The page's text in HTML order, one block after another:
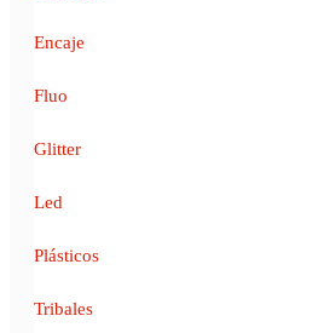
Encaje
Fluo
Glitter
Led
Plásticos
Tribales